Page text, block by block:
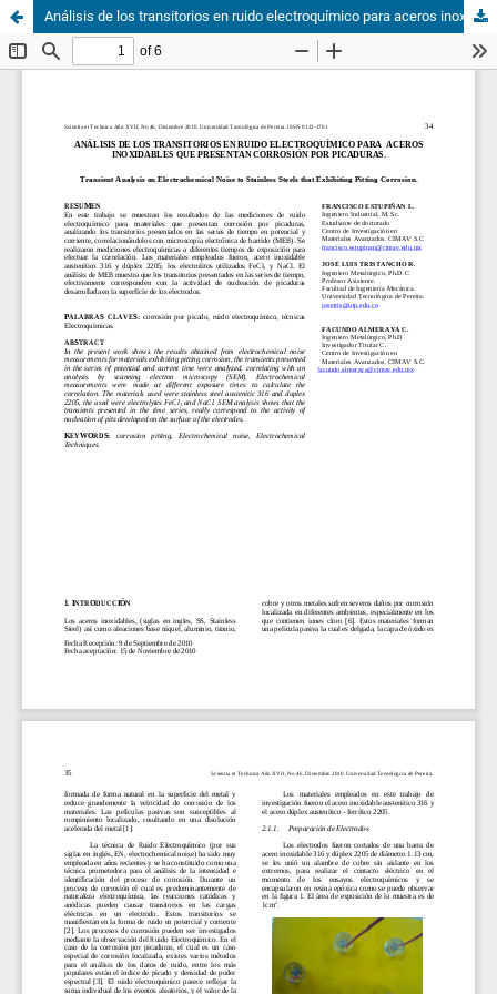
Análisis de los transitorios en ruido electroquímico para aceros inoxidables que presentan corrosión por picaduras.